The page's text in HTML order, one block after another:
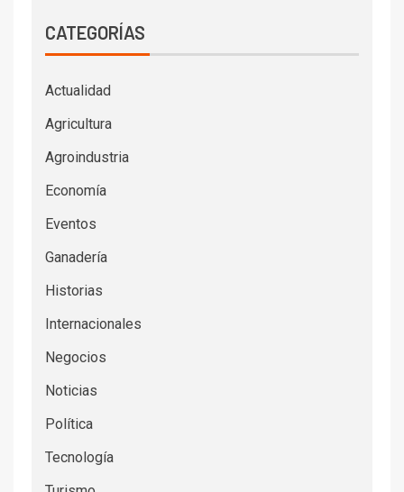
CATEGORÍAS
Actualidad
Agricultura
Agroindustria
Economía
Eventos
Ganadería
Historias
Internacionales
Negocios
Noticias
Política
Tecnología